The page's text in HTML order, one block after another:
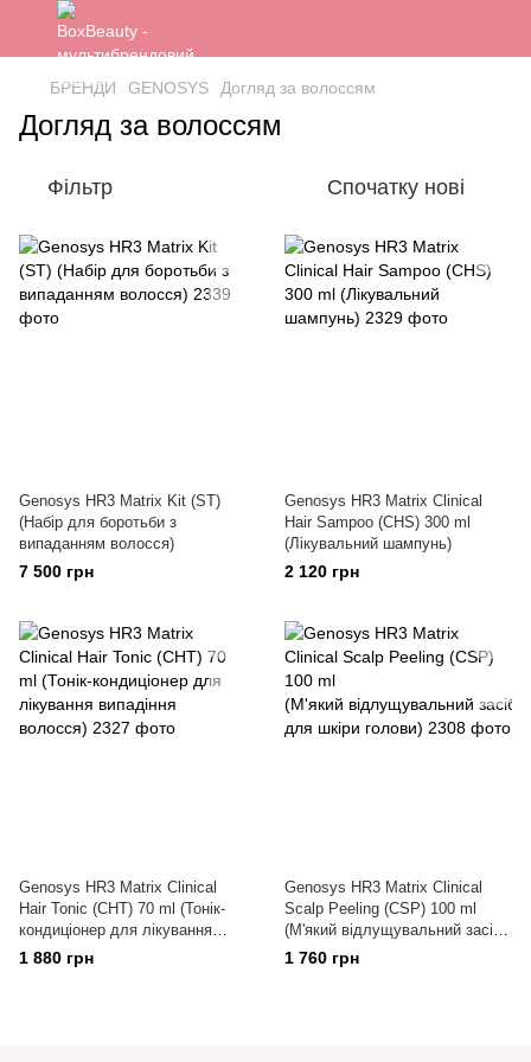
БРЕНДИ GENOSYS Догляд за волоссям
Догляд за волоссям
Фільтр Спочатку нові
Genosys HR3 Matrix Kit (ST)
(Набір для боротьби з
випаданням волосся)
7 500 грн
Genosys HR3 Matrix Clinical
Hair Sampoo (CHS) 300 ml
(Лікувальний шампунь)
2 120 грн
Genosys HR3 Matrix Clinical
Hair Tonic (CHT) 70 ml (Тонік-
кондиціонер для лікування
випадіння волосся)
1 880 грн
Genosys HR3 Matrix Clinical
Scalp Peeling (CSP) 100 ml
(М'який відлущувальний засіб
для шкіри голови)
1 760 грн